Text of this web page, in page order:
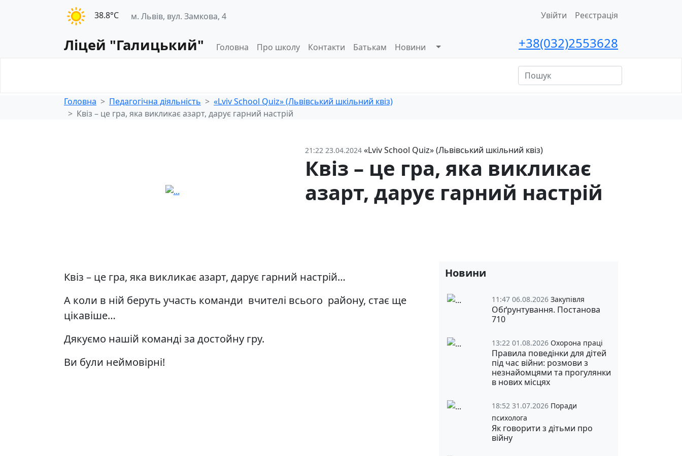
38.8°С м. Львів, вул. Замкова, 4 Увійти Реєстрація
Ліцей "Галицький" Головна Про школу Контакти Батькам Новини +38(032)2553628
Головна
Педагогічна діяльність
«Lviv School Quiz» (Львівський шкільний квіз)
Квіз – це гра, яка викликає азарт, дарує гарний настрій
21:22 23.04.2024 «Lviv School Quiz» (Львівський шкільний квіз)
Квіз – це гра, яка викликає
азарт, дарує гарний настрій
Квіз – це гра, яка викликає азарт, дарує гарний настрій…
А коли в ній беруть участь команди вчителі всього району, стає ще
цікавіше…
Дякуємо нашій команді за достойну гру.
Ви були неймовірні!
Новини
11:47 06.08.2026 Закупівля
Обґрунтування. Постанова
710
13:22 01.08.2026 Охорона праці
Правила поведінки для дітей
під час війни: розмови з
незнайомцями та прогулянки
в нових місцях
18:52 31.07.2026 Поради
психолога
Як говорити з дітьми про
війну